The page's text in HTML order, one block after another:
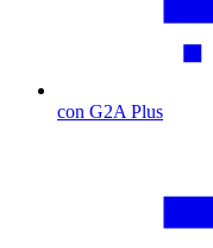
con G2A Plus